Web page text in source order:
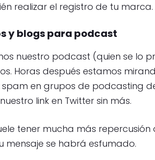
realizar el registro de tu marca.
y blogs para podcast
nuestro podcast (quien se lo
Horas después estamos
en grupos de podcasting
link en Twitter sin más.
tener mucha más
mensaje se habrá esfumado.